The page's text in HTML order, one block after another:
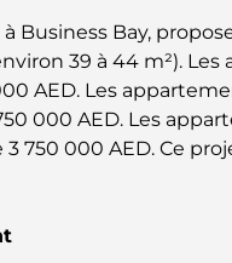
Business Bay,
39 à 44 m²).
AED. Les
000 AED. Les
3 750 000 AED. Ce